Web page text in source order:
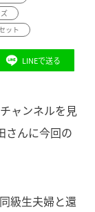
ット
LINEで送る
ャンネルを見
さんに今回の
級生夫婦と還